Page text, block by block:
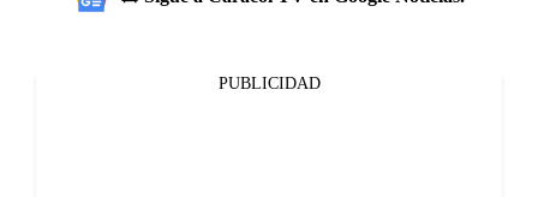
PUBLICIDAD